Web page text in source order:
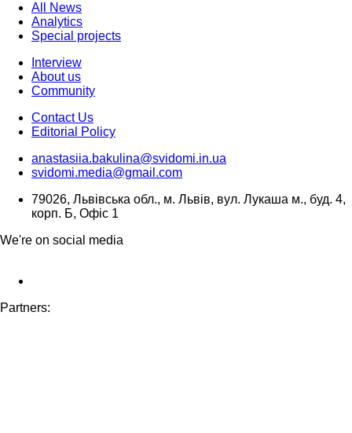
All News
Analytics
Special projects
Interview
About us
Community
Contact Us
Editorial Policy
anastasiia.bakulina@svidomi.in.ua
svidomi.media@gmail.com
79026, Львівська обл., м. Львів, вул. Лукаша м., буд. 4,
корп. Б, Офіс 1
We're on social media
Partners: